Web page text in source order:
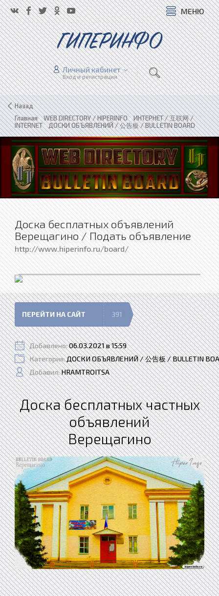
МЕНЮ
ГИПЕРИНФО
Личный кабинет
Вход и регистрация
Назад
Главная»WEB DIRECTORY / HIPERINFO»ИНТЕРНЕТ / 互联网 /
INTERNET»ДОСКИ ОБЪЯВЛЕНИЙ / 公告板 / BULLETIN BOARD
Доска бесплатных объявлений
Верещагино / Подать объявление
http://www.hiperinfo.ru/board/
ПЕРЕЙТИ НА САЙТ 391
Добавлено:06.03.2021 в 15:59
Категория:ДОСКИ ОБЪЯВЛЕНИЙ / 公告板 / BULLETIN
Добавил:HRAMTROITSA
Доска бесплатных частных
объявлений
Верещагино